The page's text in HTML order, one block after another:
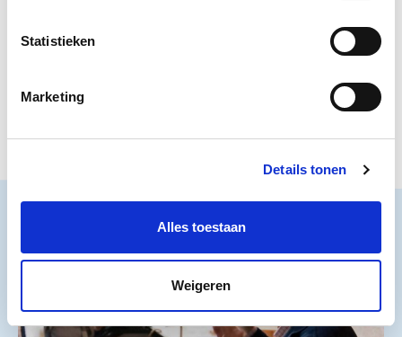
Statistieken
Marketing
Details tonen
Alles toestaan
Weigeren